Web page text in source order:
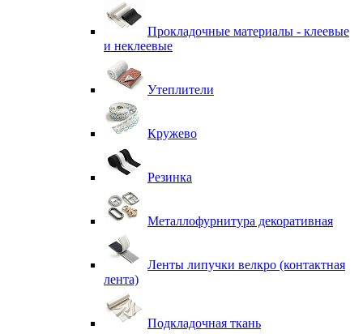
Прокладочные материалы - клеевые
и неклеевые
Утеплители
Кружево
Резинка
Металлофурнитура декоративная
Ленты липучки велкро (контактная
лента)
Подкладочная ткань